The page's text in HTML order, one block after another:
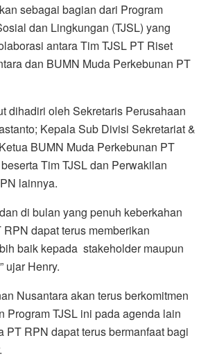
sebagai bagian dari Program
dan Lingkungan (TJSL) yang
antara Tim TJSL PT Riset
dan BUMN Muda Perkebunan PT
dihadiri oleh Sekretaris Perusahaan
Kepala Sub Divisi Sekretariat &
BUMN Muda Perkebunan PT
Tim TJSL dan Perwakilan
lainnya.
di bulan yang penuh keberkahan
dapat terus memberikan
baik kepada stakeholder maupun
ujar Henry.
Nusantara akan terus berkomitmen
Program TJSL ini pada agenda lain
PT RPN dapat terus bermanfaat bagi